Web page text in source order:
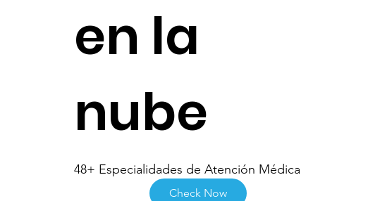
en la
nube
48+ Especialidades de Atención Médica
Check Now